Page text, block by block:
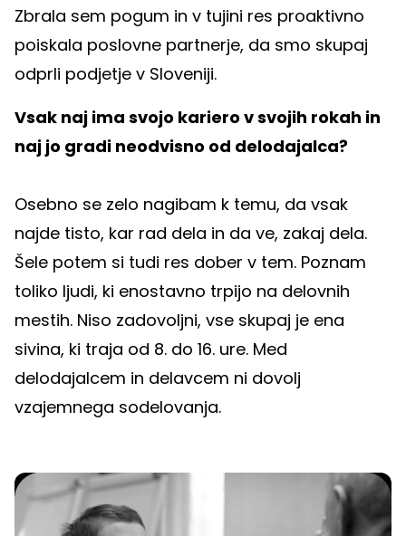
Zbrala sem pogum in v tujini res proaktivno
poiskala poslovne partnerje, da smo skupaj
odprli podjetje v Sloveniji.
Vsak naj ima svojo kariero v svojih rokah in
naj jo gradi neodvisno od delodajalca?
Osebno se zelo nagibam k temu, da vsak
najde tisto, kar rad dela in da ve, zakaj dela.
Šele potem si tudi res dober v tem. Poznam
toliko ljudi, ki enostavno trpijo na delovnih
mestih. Niso zadovoljni, vse skupaj je ena
sivina, ki traja od 8. do 16. ure. Med
delodajalcem in delavcem ni dovolj
vzajemnega sodelovanja.